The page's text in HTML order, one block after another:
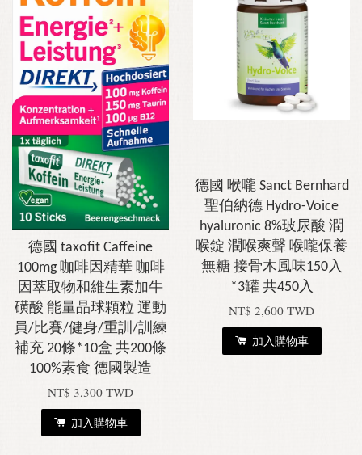
德國 taxofit Caffeine
100mg 咖啡因精華 咖啡
因萃取物和維生素加牛
磺酸 能量晶球顆粒 運動
員/比賽/健身/重訓/訓練
補充 20條*10盒 共200條
100%素食 德國製造
NT$ 3,300 TWD
加入購物車
德國 喉嚨 Sanct Bernhard
聖伯納德 Hydro-Voice
hyaluronic 8%玻尿酸 潤
喉錠 潤喉爽聲 喉嚨保養
無糖 接骨木風味150入
*3罐 共450入
NT$ 2,600 TWD
加入購物車